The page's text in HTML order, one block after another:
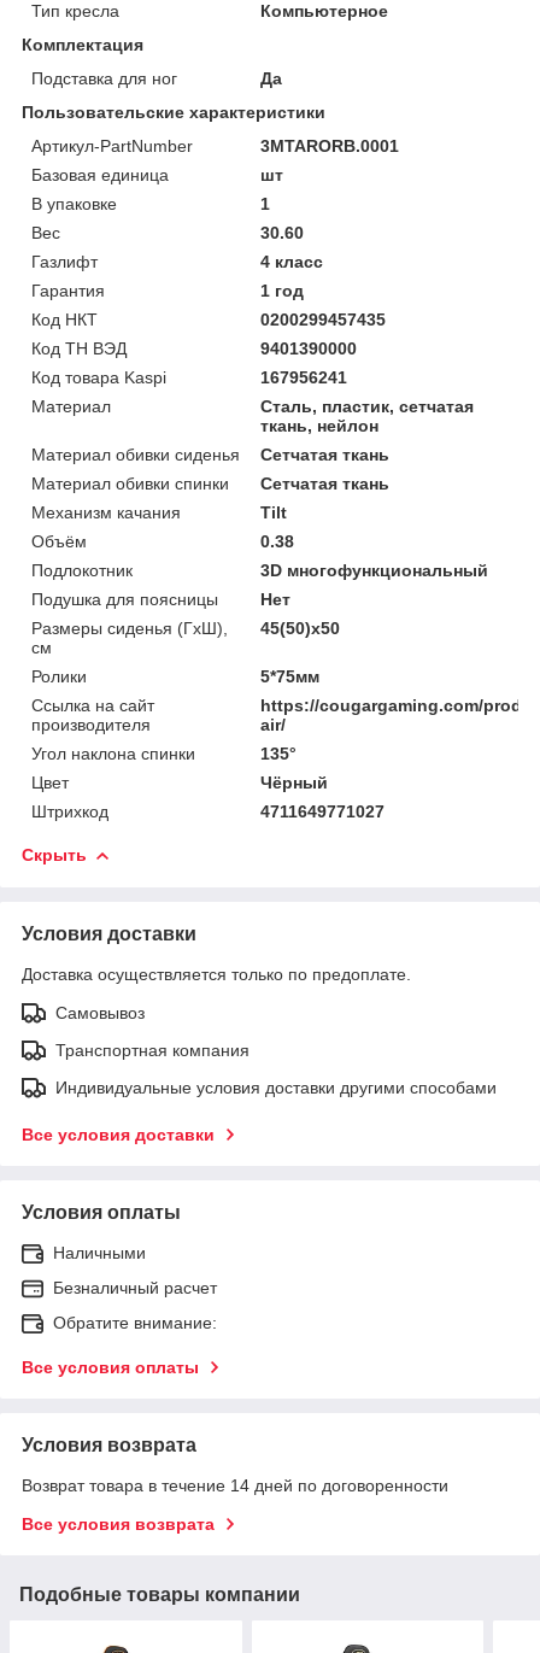
Тип кресла
Компьютерное
Комплектация
Подставка для ног
Да
Пользовательские характеристики
Артикул-PartNumber
3MTARORB.0001
Базовая единица
шт
В упаковке
1
Вес
30.60
Газлифт
4 класс
Гарантия
1 год
Код НКТ
0200299457435
Код ТН ВЭД
9401390000
Код товара Kaspi
167956241
Материал
Сталь, пластик, сетчатая
ткань, нейлон
Материал обивки сиденья
Сетчатая ткань
Материал обивки спинки
Сетчатая ткань
Механизм качания
Tilt
Объём
0.38
Подлокотник
3D многофункциональный
Подушка для поясницы
Нет
Размеры сиденья (ГхШ),
см
45(50)x50
Ролики
5*75мм
Ссылка на сайт
производителя
https://cougargaming.com/
air/
Угол наклона спинки
135°
Цвет
Чёрный
Штрихкод
4711649771027
Скрыть
Условия доставки
Доставка осуществляется только по предоплате.
Самовывоз
Транспортная компания
Индивидуальные условия доставки другими способами
Все условия доставки
Условия оплаты
Наличными
Безналичный расчет
Обратите внимание:
Все условия оплаты
Условия возврата
Возврат товара в течение 14 дней по договоренности
Все условия возврата
Подобные товары компании